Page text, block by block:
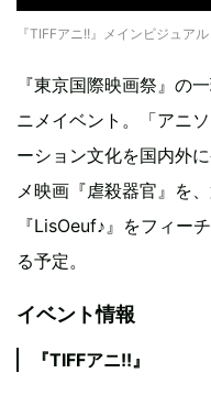
『TIFFアニ!!』メインビジュアル
『東京国際映画祭』の
ニメイベント。「アニ
ーション文化を国内外
メ映画『虐殺器官』を
『LisOeuf♪』をフィー
る予定。
イベント情報
『TIFFアニ!!』